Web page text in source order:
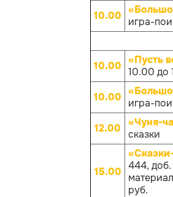
10.00
игра-
10.00 «Пусть
10.00 до
10.00
игра-
12.00
«Чуня-
сказки
15.00 444,
руб.